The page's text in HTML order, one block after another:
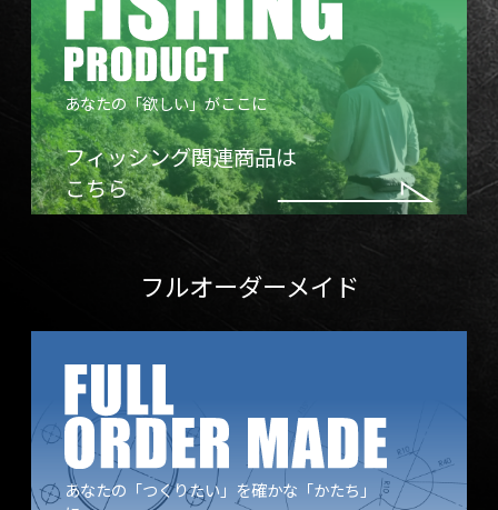
あなたの「欲しい」がここに
フィッシング関連商品は
こちら
フルオーダーメイド
あなたの「つくりたい」を確かな「かたち」